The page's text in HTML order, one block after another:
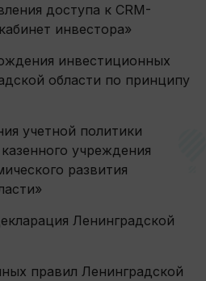
доступа к CRM-
инвестора»
инвестиционных
области по принципу
учетной политики
учреждения
развития
Ленинградской
правил Ленинградской